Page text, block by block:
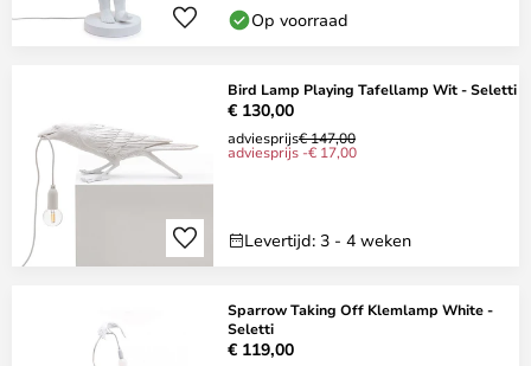
Op voorraad
Bird Lamp Playing Tafellamp Wit - Seletti
€ 130,00
adviesprijs€ 147,00
adviesprijs -€ 17,00
Levertijd: 3 - 4 weken
Sparrow Taking Off Klemlamp White -
Seletti
€ 119,00